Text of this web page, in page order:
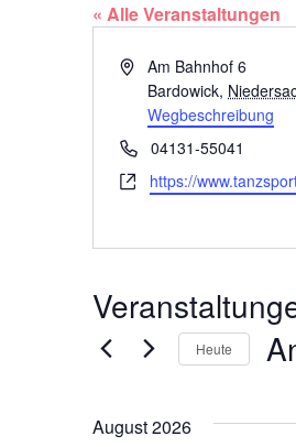
« Alle Veranstaltungen
AdresseAm Bahnhof 6
Bardowick,
Wegbeschreibung
Telefon04131-55041
Webseite
https://
Heute
August 2026